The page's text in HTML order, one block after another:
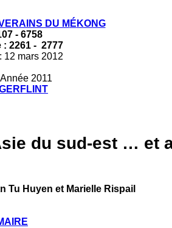
DU M É KONG
- 6758
: 2261 - 2777
12 mars 2012
2011
du sud-est … et
Tu Huyen et Marielle Rispail